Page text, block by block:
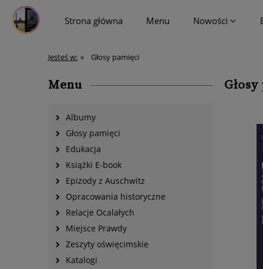
Strona główna Menu Nowości
Jesteś w: » Głosy pamięci
Menu
Albumy
Głosy pamięci
Edukacja
Książki E-book
Epizody z Auschwitz
Opracowania historyczne
Relacje Ocalałych
Miejsce Prawdy
Zeszyty oświęcimskie
Katalogi